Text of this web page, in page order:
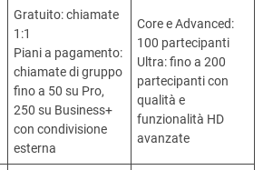
Gratuito: chiamate
1:1
Piani a pagamento:
chiamate di gruppo
fino a 50 su Pro,
250 su Business+
con condivisione
esterna
Core e Advanced:
100 partecipanti
Ultra: fino a 200
partecipanti con
qualità e
funzionalità HD
avanzate